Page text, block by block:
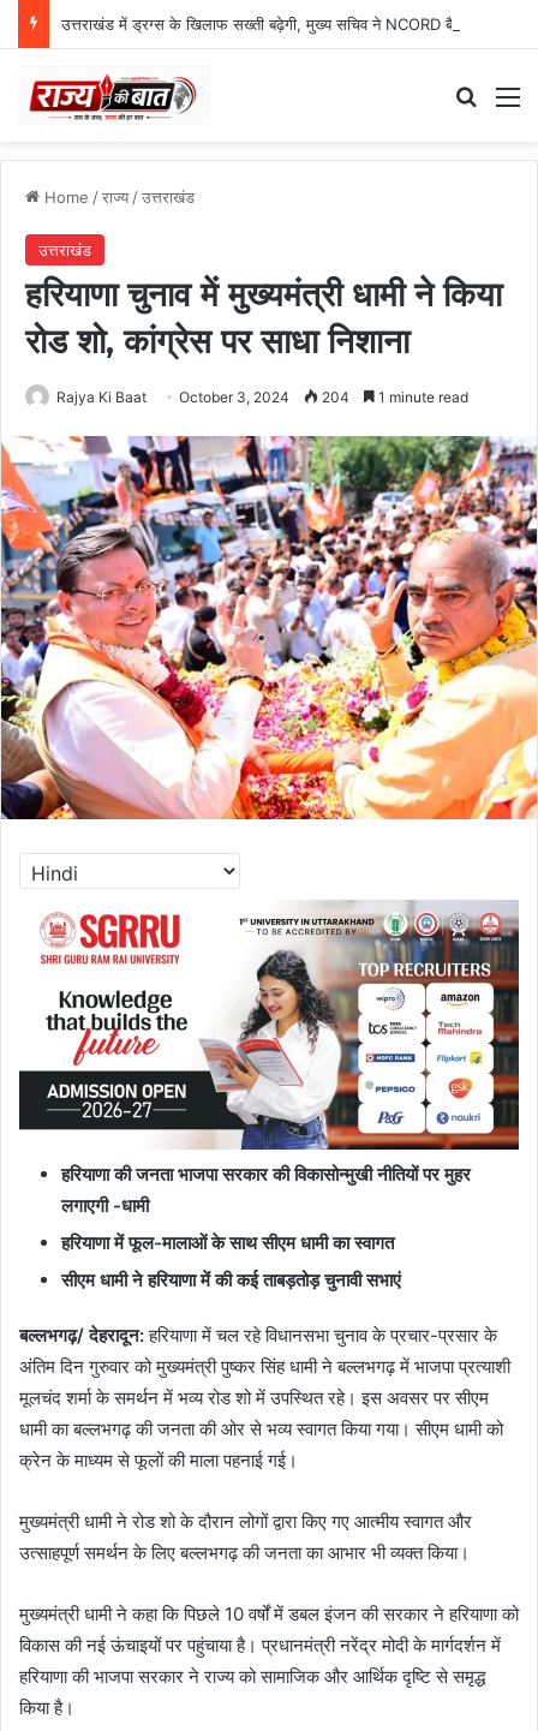
Home /राज्य/उत्तराखंड
उत्तराखंड
हरियाणा चुनाव में मुख्यमंत्री धामी ने किया
रोड शो, कांग्रेस पर साधा निशाना
Rajya Ki Baat October 3, 2024 204 1 minute read
हरियाणा की जनता भाजपा सरकार की विकासोन्मुखी नीतियों पर मुहर
लगाएगी -धामी
हरियाणा में फूल-मालाओं के साथ सीएम धामी का स्वागत
सीएम धामी ने हरियाणा में की कई ताबड़तोड़ चुनावी सभाएं
बल्लभगढ़/ देहरादून:हरियाणा में चल रहे विधानसभा चुनाव के प्रचार-प्रसार के
अंतिम दिन गुरुवार को मुख्यमंत्री पुष्कर सिंह धामी ने बल्लभगढ़ में भाजपा प्रत्याशी
मूलचंद शर्मा के समर्थन में भव्य रोड शो में उपस्थित रहे। इस अवसर पर सीएम
धामी का बल्लभगढ़ की जनता की ओर से भव्य स्वागत किया गया। सीएम धामी को
क्रेन के माध्यम से फूलों की माला पहनाई गई।
मुख्यमंत्री धामी ने रोड शो के दौरान लोगों द्वारा किए गए आत्मीय स्वागत और
उत्साहपूर्ण समर्थन के लिए बल्लभगढ़ की जनता का आभार भी व्यक्त किया।
मुख्यमंत्री धामी ने कहा कि पिछले 10 वर्षों में डबल इंजन की सरकार ने हरियाणा को
विकास की नई ऊंचाइयों पर पहुंचाया है। प्रधानमंत्री नरेंद्र मोदी के मार्गदर्शन में
हरियाणा की भाजपा सरकार ने राज्य को सामाजिक और आर्थिक दृष्टि से समृद्ध
किया है।